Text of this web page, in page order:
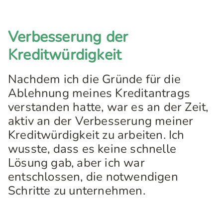
Verbesserung der
Kreditwürdigkeit
Nachdem ich die Gründe für die
Ablehnung meines Kreditantrags
verstanden hatte, war es an der Zeit,
aktiv an der Verbesserung meiner
Kreditwürdigkeit zu arbeiten. Ich
wusste, dass es keine schnelle
Lösung gab, aber ich war
entschlossen, die notwendigen
Schritte zu unternehmen.